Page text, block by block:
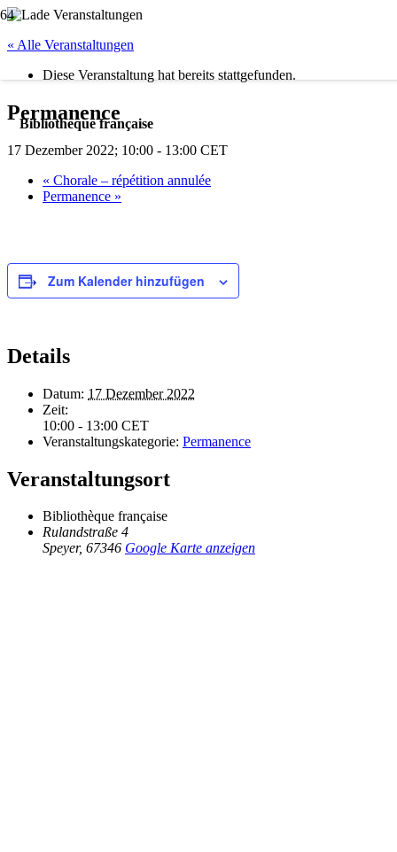
Bibliotheque française
« Alle Veranstaltungen
Diese Veranstaltung hat bereits stattgefunden.
Permanence
17 Dezember 2022; 10:00 - 13:00 CET
« Chorale – répétition annulée
Permanence »
Zum Kalender hinzufügen
Details
Datum: 17 Dezember 2022
Zeit:
10:00 - 13:00 CET
Veranstaltungskategorie: Permanence
Veranstaltungsort
Bibliothèque française
Rulandstraße 4
Speyer, 67346 Google Karte anzeigen